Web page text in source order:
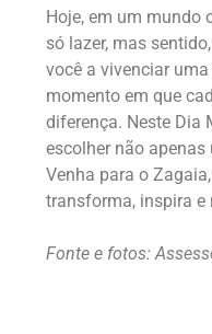
Hoje, em um mundo
só lazer, mas
você a vivenciar
momento em que
diferença. Neste Dia
escolher não
Venha para o
transforma, inspira e
Fonte e fotos: